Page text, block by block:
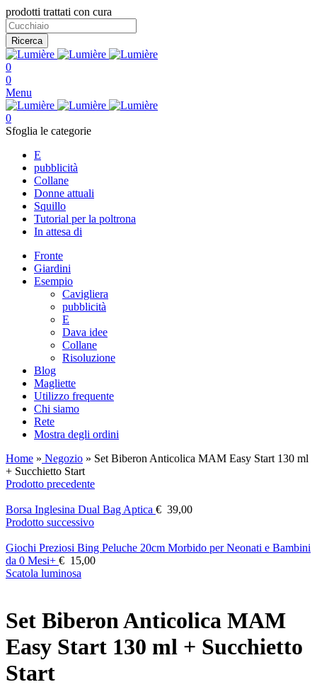
prodotti trattati con cura
Ricerca
0
0
Menu
0
Sfoglia le categorie
E
pubblicità
Collane
Donne attuali
Squillo
Tutorial per la poltrona
In attesa di
Fronte
Giardini
Esempio
Cavigliera
pubblicità
E
Dava idee
Collane
Risoluzione
Blog
Magliette
Utilizzo frequente
Chi siamo
Rete
Mostra degli ordini
Home » Negozio » Set Biberon Anticolica MAM Easy Start 130 ml
+ Succhietto Start
Prodotto precedente
Borsa Inglesina Dual Bag Aptica € 39,00
Prodotto successivo
Giochi Preziosi Bing Peluche 20cm Morbido per Neonati e Bambini
da 0 Mesi+ € 15,00
Scatola luminosa
Set Biberon Anticolica MAM
Easy Start 130 ml + Succhietto
Start